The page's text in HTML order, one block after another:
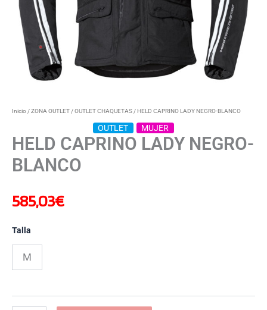
Inicio /ZONA OUTLET /OUTLET CHAQUETAS / HELD CAPRINO LADY NEGRO-BLANCO
OUTLET MUJER
HELD CAPRINO LADY NEGRO-
BLANCO
585,03€
Talla
M